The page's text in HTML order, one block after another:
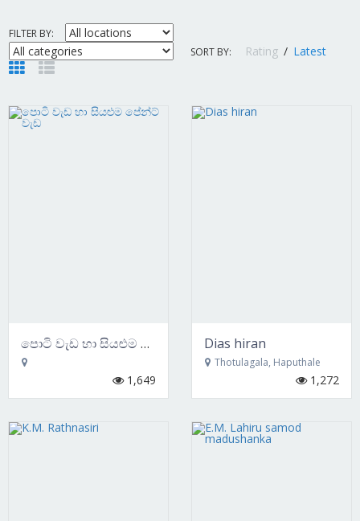
FILTER BY:
SORT BY:
Rating / Latest
පොටි වැඩ හා සියළුම පේන්ට් වැඩ
1,649
Dias hiran
Thotulagala, Haputhale
1,272